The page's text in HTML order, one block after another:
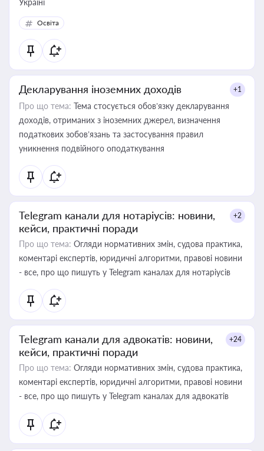
Україні
Освіта
Декларування іноземних доходів +1
Про що тема: Тема стосується обов’язку декларування
доходів, отриманих з іноземних джерел, визначення
податкових зобов’язань та застосування правил
уникнення подвійного оподаткування
Telegram канали для нотаріусів: новини,
кейси, практичні поради
+2
Про що тема: Огляди нормативних змін, судова практика,
коментарі експертів, юридичні алгоритми, правові новини
- все, про що пишуть у Telegram каналах для нотаріусів
Telegram канали для адвокатів: новини,
кейси, практичні поради
+24
Про що тема: Огляди нормативних змін, судова практика,
коментарі експертів, юридичні алгоритми, правові новини
- все, про що пишуть у Telegram каналах для адвокатів